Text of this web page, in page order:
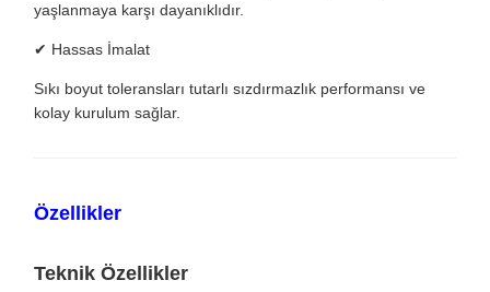
yaşlanmaya karşı dayanıklıdır.
✔ Hassas İmalat
Sıkı boyut toleransları tutarlı sızdırmazlık performansı ve
kolay kurulum sağlar.
Özellikler
Teknik Özellikler